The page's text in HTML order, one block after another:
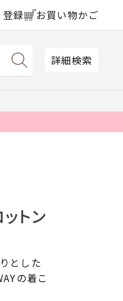
登録 お買い物かご
詳細検索
トン
とした
の着こ